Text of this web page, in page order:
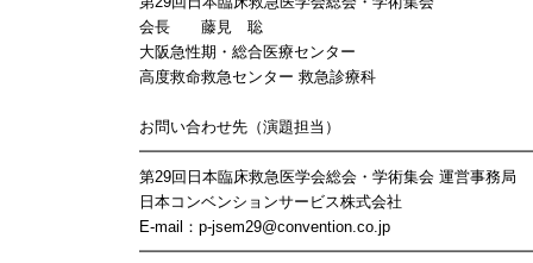
会長 藤見 聡
大阪急性期・総合医療センター
高度救命救急センター 救急診療科
お問い合わせ先（演題担当）
第29回日本臨床救急医学会総会・学術集会 運営事務局
日本コンベンションサービス株式会社
E-mail：p-jsem29@convention.co.jp